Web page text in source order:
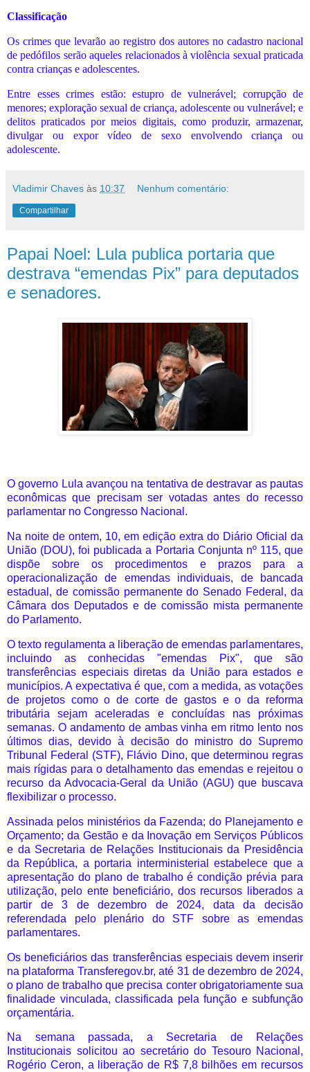
Classificação
Os crimes que levarão ao registro dos autores no cadastro nacional
de pedófilos serão aqueles relacionados à violência sexual praticada
contra crianças e adolescentes.
Entre esses crimes estão: estupro de vulnerável; corrupção de
menores; exploração sexual de criança, adolescente ou vulnerável; e
delitos praticados por meios digitais, como produzir, armazenar,
divulgar ou expor vídeo de sexo envolvendo criança ou
adolescente.
Vladimir Chaves às 10:37 Nenhum comentário:
Compartilhar
Papai Noel: Lula publica portaria que
destrava “emendas Pix” para deputados
e senadores.
O governo Lula avançou na tentativa de destravar as pautas
econômicas que precisam ser votadas antes do recesso
parlamentar no Congresso Nacional.
Na noite de ontem, 10, em edição extra do Diário Oficial da
União (DOU), foi publicada a Portaria Conjunta nº 115, que
dispõe sobre os procedimentos e prazos para a
operacionalização de emendas individuais, de bancada
estadual, de comissão permanente do Senado Federal, da
Câmara dos Deputados e de comissão mista permanente
do Parlamento.
O texto regulamenta a liberação de emendas parlamentares,
incluindo as conhecidas "emendas Pix", que são
transferências especiais diretas da União para estados e
municípios. A expectativa é que, com a medida, as votações
de projetos como o de corte de gastos e o da reforma
tributária sejam aceleradas e concluídas nas próximas
semanas. O andamento de ambas vinha em ritmo lento nos
últimos dias, devido à decisão do ministro do Supremo
Tribunal Federal (STF), Flávio Dino, que determinou regras
mais rígidas para o detalhamento das emendas e rejeitou o
recurso da Advocacia-Geral da União (AGU) que buscava
flexibilizar o processo.
Assinada pelos ministérios da Fazenda; do Planejamento e
Orçamento; da Gestão e da Inovação em Serviços Públicos
e da Secretaria de Relações Institucionais da Presidência
da República, a portaria interministerial estabelece que a
apresentação do plano de trabalho é condição prévia para
utilização, pelo ente beneficiário, dos recursos liberados a
partir de 3 de dezembro de 2024, data da decisão
referendada pelo plenário do STF sobre as emendas
parlamentares.
Os beneficiários das transferências especiais devem inserir
na plataforma Transferegov.br, até 31 de dezembro de 2024,
o plano de trabalho que precisa conter obrigatoriamente sua
finalidade vinculada, classificada pela função e subfunção
orçamentária.
Na semana passada, a Secretaria de Relações
Institucionais solicitou ao secretário do Tesouro Nacional,
Rogério Ceron, a liberação de R$ 7,8 bilhões em recursos